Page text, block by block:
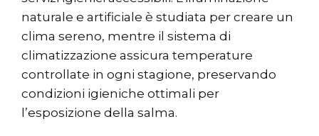
naturale e artificiale è studiata per creare un
clima sereno, mentre il sistema di
climatizzazione assicura temperature
controllate in ogni stagione, preservando
condizioni igieniche ottimali per
l’esposizione della salma.